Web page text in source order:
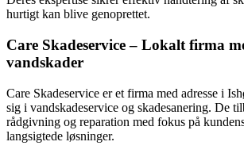
hurtigt kan blive genoprettet.
Care Skadeservice – Lokalt firma
vandskader
Care Skadeservice er et firma med adresse i
sig i vandskadeservice og skadesanering. De
rådgivning og reparation med fokus på
langsigtede løsninger.